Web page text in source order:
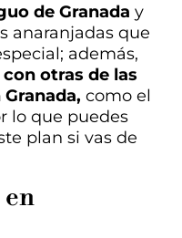
de Granada y
anaranjadas que
además,
otras de las
como el
lo que puedes
plan si vas de
en